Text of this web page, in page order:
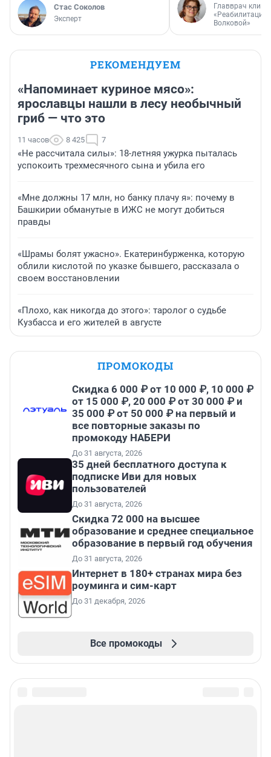
Стас Соколов
Эксперт
Главврач
«Реабилитация
Волковой»
РЕКОМЕНДУЕМ
«Напоминает куриное мясо»:
ярославцы нашли в лесу необычный
гриб — что это
11 часов 8 425 7
«Не рассчитала силы»: 18-летняя ужурка пыталась
успокоить трехмесячного сына и убила его
«Мне должны 17 млн, но банку плачу я»: почему в
Башкирии обманутые в ИЖС не могут добиться
правды
«Шрамы болят ужасно». Екатеринбурженка, которую
облили кислотой по указке бывшего, рассказала о
своем восстановлении
«Плохо, как никогда до этого»: таролог о судьбе
Кузбасса и его жителей в августе
ПРОМОКОДЫ
Скидка 6 000 ₽ от 10 000 ₽, 10 000 ₽
от 15 000 ₽, 20 000 ₽ от 30 000 ₽ и
35 000 ₽ от 50 000 ₽ на первый и
все повторные заказы по
промокоду НАБЕРИ
До 31 августа, 2026
35 дней бесплатного доступа к
подписке Иви для новых
пользователей
До 31 августа, 2026
Скидка 72 000 на высшее
образование и среднее специальное
образование в первый год обучения
До 31 августа, 2026
Интернет в 180+ странах мира без
роуминга и сим-карт
До 31 декабря, 2026
Все промокоды